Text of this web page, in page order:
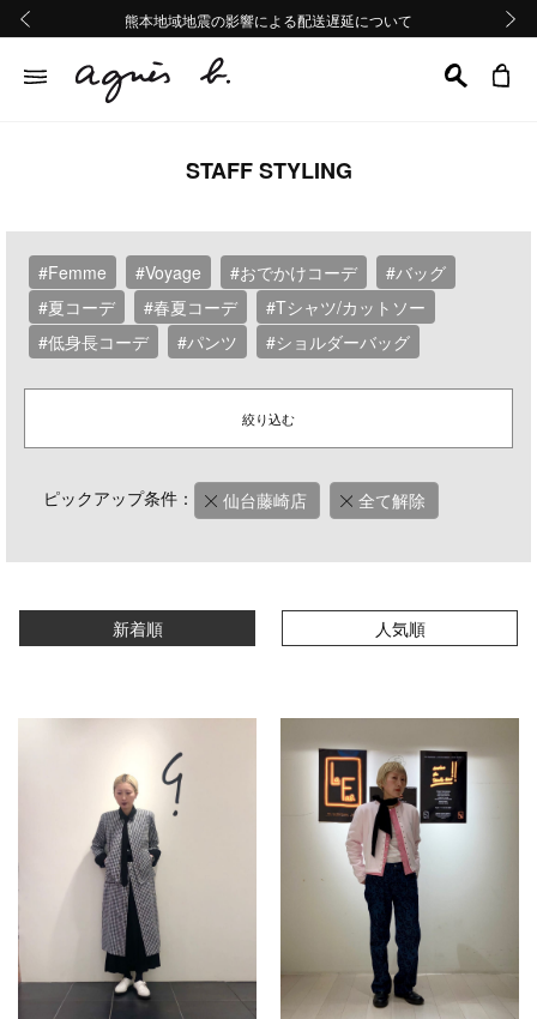
熊本地域地震の影響による配送遅延について
Summer Sale 2buy10%OFF!!
熊本地域地震の影響による配送遅延について
Summer Sale 2buy10%OFF!!
STAFF STYLING
#Femme #Voyage #おでかけコーデ
#バッグ
#夏コーデ
#春夏コーデ
#Tシャツ/カットソー
#低身長コーデ
#パンツ #ショルダーバッグ
絞り込む
ピックアップ条件： 仙台藤崎店 全て解除
新着順 人気順